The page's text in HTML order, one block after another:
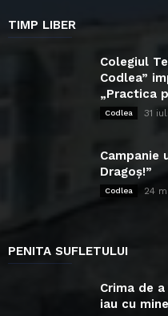
TIMP LIBER
Colegiul
Codlea”
„Practica
Codlea 31
Campanie
Dragoș!”
Codlea 24
PENITA SUFLETULUI
Crima de
iau cu